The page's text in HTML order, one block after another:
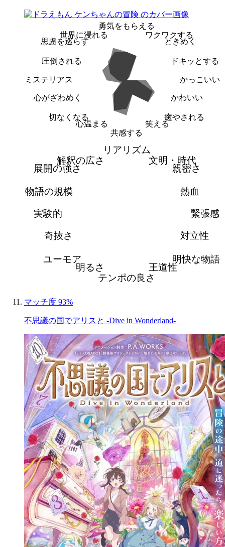
勇気をもらえる
ワクワクする
ときめく
ドキッとする
かっこいい
かわいい
癒やされる
笑える
共感する
心温まる
切なくなる
心がざわめく
ミステリアス
圧倒される
思慮を巡らす
世界に浸れる
リアリズム
文明・時代
親密さ
熱血
緊張感
対立性
明快な物語
王道性
テンポの良さ
明るさ
ユーモア
奇抜さ
実験的
物語の規模
展開の強さ
解釈の広さ
マッチ度 93%
不思議の国でアリスと -Dive in Wonderland-